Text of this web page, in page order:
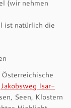
(wir nehmen
ist natürlich die
Jakobsweg Isar-
Seen, Klostern